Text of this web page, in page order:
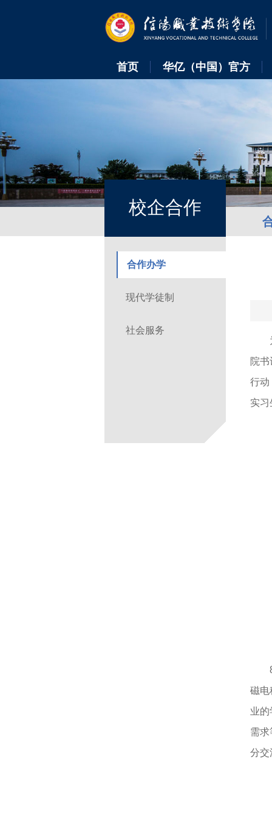
首页 华亿（中国）官方
校企合作
合作办学
现代学徒制
社会服务
院
行动
实习
磁电
业
需
分交